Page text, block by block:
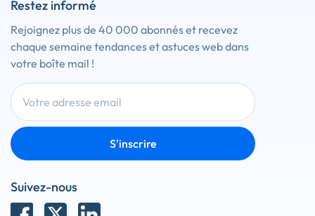
Restez informé
Rejoignez plus de 40 000 abonnés et recevez
chaque semaine tendances et astuces web dans
votre boîte mail !
S'inscrire
Suivez-nous